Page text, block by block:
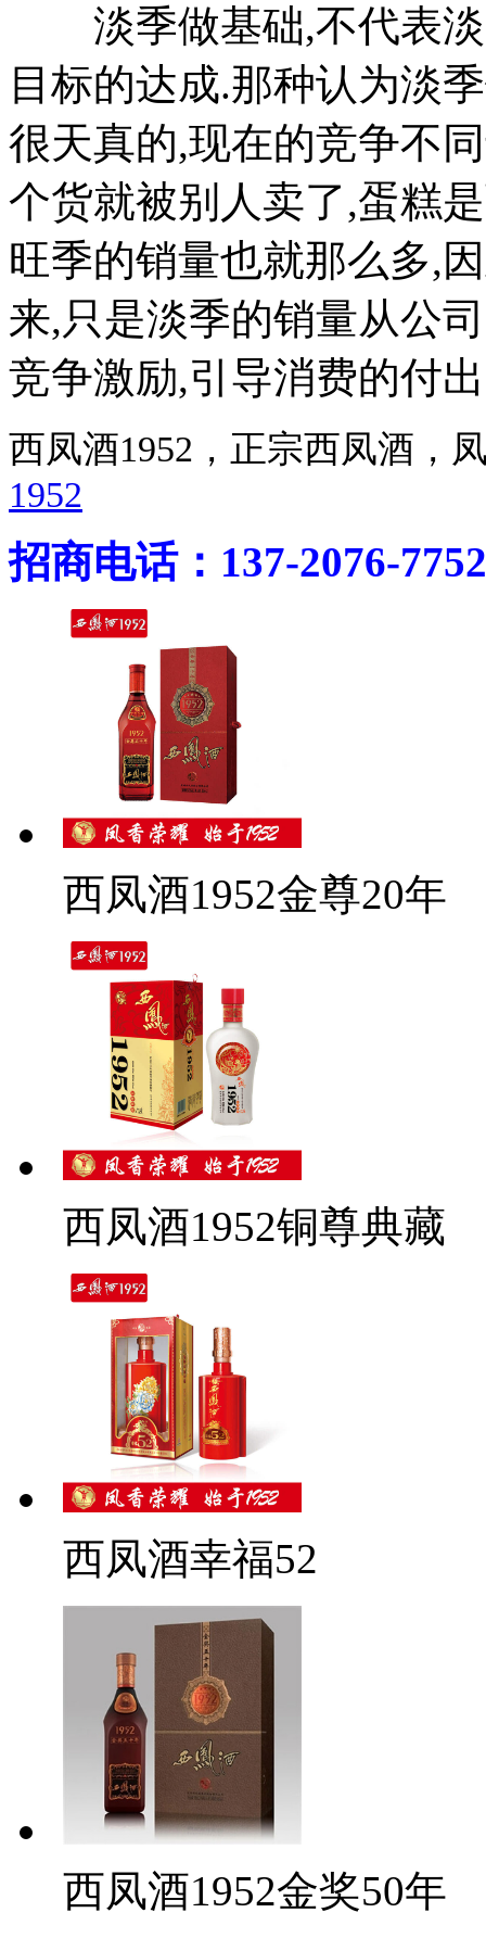
淡季做基础,不代表淡
目标的达成.那种认为淡
很天真的,现在的竞争不
个货就被别人卖了,蛋糕
旺季的销量也就那么多,
来,只是淡季的销量从公
竞争激励,引导消费的付
西凤酒1952，正宗西凤酒
1952
招商电话：137-2076-7752
西凤酒1952金尊20年
西凤酒1952铜尊典藏
西凤酒幸福52
西凤酒1952金奖50年